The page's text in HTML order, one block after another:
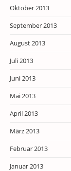
Oktober 2013
September 2013
August 2013
Juli 2013
Juni 2013
Mai 2013
April 2013
März 2013
Februar 2013
Januar 2013